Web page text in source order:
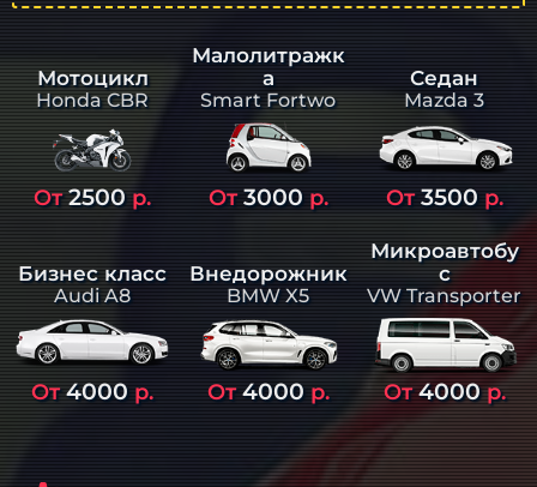
Мотоцикл
Honda CBR
От2500р.
Малолитражк
а
Smart Fortwo
От3000р.
Седан
Mazda 3
От3500р.
Бизнес класс
Audi A8
От4000 р.
Внедорожник
BMW X5
От4000р.
Микроавтобу
с
VW Transporter
От4000р.